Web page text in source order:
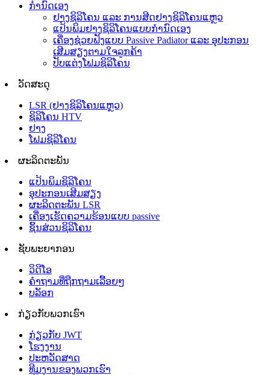
ກຳນົດເອງ
ຢາງຊິລິໂຄນ ແລະ ການສີດຢາງຊິລິໂຄນແຫຼວ
ແປ້ນພິມຢາງຊິລິໂຄນແບບກຳນົດເອງ
ເຄື່ອງຊ່ວຍຟັງແບບ Passive Padiator ແລະ ອຸປະກອນ
ເສີມສຽງຕາມໃຈລູກຄ້າ
ປັບແຕ່ງໂຟມຊິລິໂຄນ
ວັດສະດຸ
LSR (ຢາງຊິລິໂຄນແຫຼວ)
ຊິລິໂຄນ HTV
ຢາງ
ໂຟມຊິລິໂຄນ
ຜະລິດຕະພັນ
ແປ້ນພິມຊິລິໂຄນ
ອຸປະກອນເສີມສຽງ
ຜະລິດຕະພັນ LSR
ເຄື່ອງເຮັດຄວາມຮ້ອນແບບ passive
ຊິ້ນສ່ວນຊິລິໂຄນ
ຊັບພະຍາກອນ
ວິດີໂອ
ຄຳຖາມທີ່ຖືກຖາມເລື້ອຍໆ
ບລັອກ
ກ່ຽວກັບພວກເຮົາ
ກ່ຽວກັບ JWT
ໂຮງງານ
ປະຫວັດສາດ
ທີມງານຂອງພວກເຮົາ